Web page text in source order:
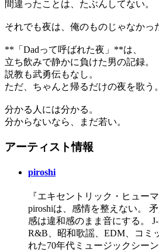
間違ったことは、たぶんしてない。
それでも夜は、俺のものじゃなかっ
**「Dadって呼ばれた夜」**は、
立ち飲みで静かに負けた男の記録。
説教も武勇伝もなし。
ただ、ちゃんと帰るだけの夜を歌う。
分かる人には分かる。
分からないなら、まだ若い。
アーティスト情報
piroshi
『エキセントリック・ヒュー
piroshiは、感情を整えない。
感は違和感のまま音にする。 J-
R&B、昭和歌謡、EDM、コミ
れた70年代ミュージックシー